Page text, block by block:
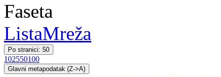
Faseta
ListaMreža
Po stranici: 50
102550100
Glavni metapodatak (Z->A)